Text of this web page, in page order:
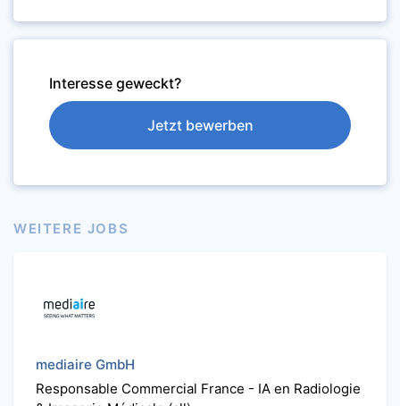
Interesse geweckt?
Jetzt bewerben
WEITERE JOBS
mediaire GmbH
Responsable Commercial France - IA en Radiologie